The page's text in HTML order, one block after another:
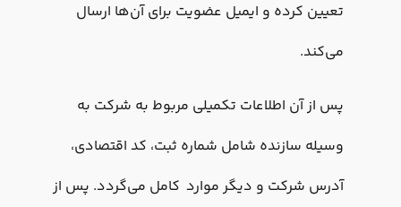
تعیین کرده و ایمیل عضویت برای آن‌ها ارسال
می‌کند.
پس از آن اطلاعات تکمیلی مربوط به شرکت به
وسیله سازنده شامل شماره ثبت، کد اقتصادی،
آدرس شرکت و دیگر موارد کامل می‌گردد. پس از